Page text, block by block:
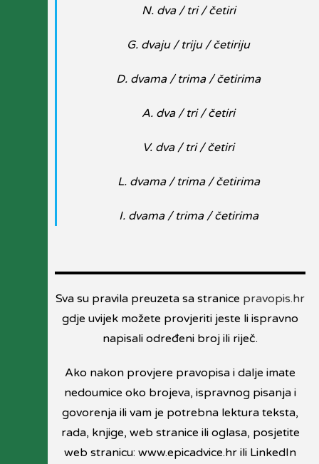
N. dva / tri / četiri
G. dvaju / triju / četiriju
D. dvama / trima / četirima
A. dva / tri / četiri
V. dva / tri / četiri
L. dvama / trima / četirima
I. dvama / trima / četirima
Sva su pravila preuzeta sa stranice pravopis.hr
gdje uvijek možete provjeriti jeste li ispravno
napisali određeni broj ili riječ.
Ako nakon provjere pravopisa i dalje imate
nedoumice oko brojeva, ispravnog pisanja i
govorenja ili vam je potrebna lektura teksta,
rada, knjige, web stranice ili oglasa, posjetite
web stranicu: www.epicadvice.hr ili LinkedIn